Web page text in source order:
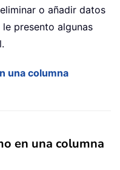
o añadir datos
presento algunas
una columna
en una columna